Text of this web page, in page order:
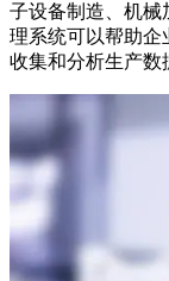
子设备制造、机械
理系统可以帮助企
收集和分析生产数